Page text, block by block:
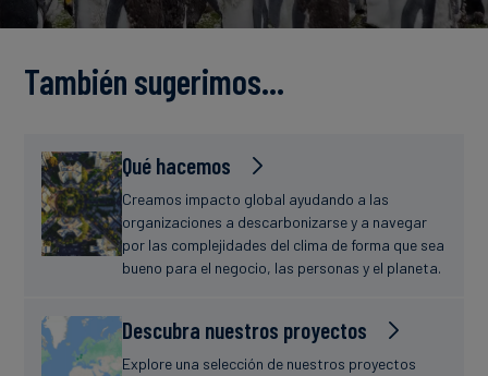
Finanzas
estudio
Noticias
También sugerimos…
Qué hacemos
Creamos impacto global ayudando a las
organizaciones a descarbonizarse y a navegar
por las complejidades del clima de forma que sea
bueno para el negocio, las personas y el planeta.
Descubra nuestros proyectos
Explore una selección de nuestros proyectos